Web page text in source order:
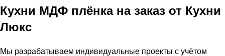
Кухни МДФ плёнка на заказ от Кухни
Люкс
Мы разрабатываем индивидуальные проекты с учётом